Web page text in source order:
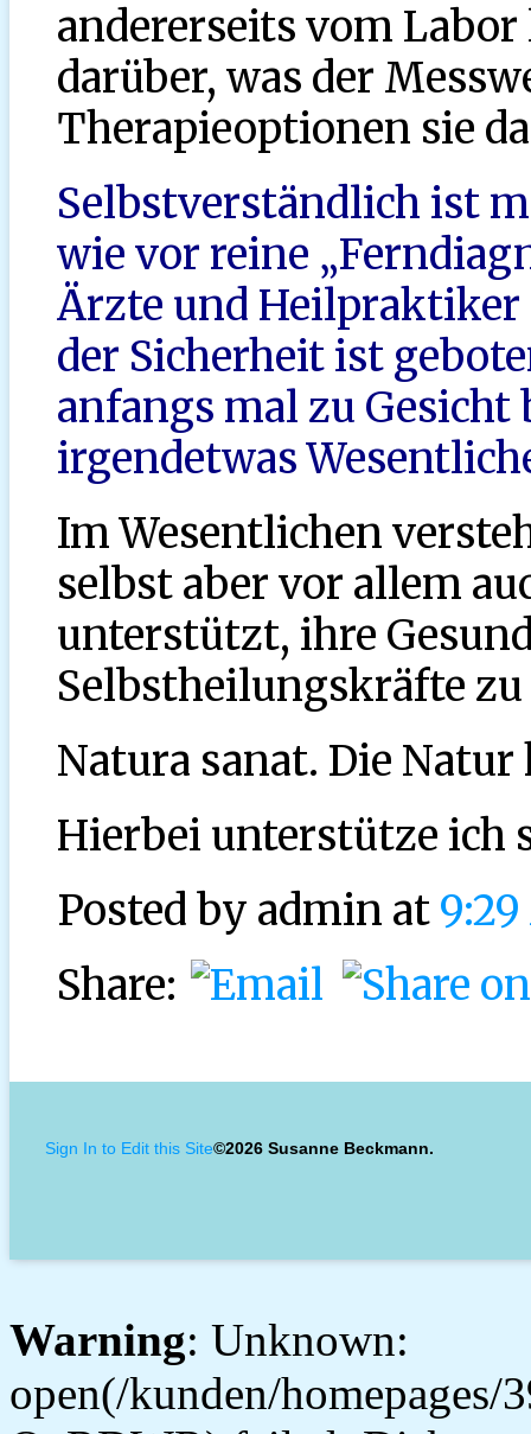
andererseits vom
darüber, was der
Therapieoptionen sie
Selbstverständlich ist
wie vor reine
Ärzte und Heilpraktiker
der Sicherheit ist
anfangs mal zu
irgendetwas
Im Wesentlichen
selbst aber vor allem
unterstützt, ihre
Selbstheilungskräfte
Natura sanat. Die
Hierbei unterstütze ich
Posted by admin at
Share:
Sign In to Edit this Site©2026 Susanne Beckmann.
Warning: Unknown:
open(/kunden/homepages/